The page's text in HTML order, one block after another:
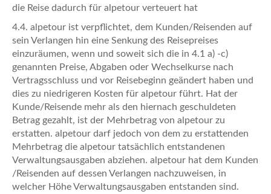
die Reise dadurch für alpetour verteuert hat
4.4. alpetour ist verpflichtet, dem Kunden/Reisenden auf
sein Verlangen hin eine Senkung des Reisepreises
einzuräumen, wenn und soweit sich die in 4.1 a) -c)
genannten Preise, Abgaben oder Wechselkurse nach
Vertragsschluss und vor Reisebeginn geändert haben und
dies zu niedrigeren Kosten für alpetour führt. Hat der
Kunde/Reisende mehr als den hiernach geschuldeten
Betrag gezahlt, ist der Mehrbetrag von alpetour zu
erstatten. alpetour darf jedoch von dem zu erstattenden
Mehrbetrag die alpetour tatsächlich entstandenen
Verwaltungsausgaben abziehen. alpetour hat dem Kunden
/Reisenden auf dessen Verlangen nachzuweisen, in
welcher Höhe Verwaltungsausgaben entstanden sind.